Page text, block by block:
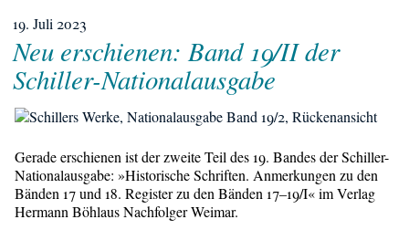
19. Juli 2023
Neu erschienen: Band 19/​II der
Schiller-Nationalausgabe
Gerade erschienen ist der zweite Teil des 19. Bandes der Schiller-
Nationalausgabe: »Historische Schriften. Anmerkungen zu den
Bänden 17 und 18. Register zu den Bänden 17–19/​I« im Verlag
Hermann Böhlaus Nachfolger Weimar.